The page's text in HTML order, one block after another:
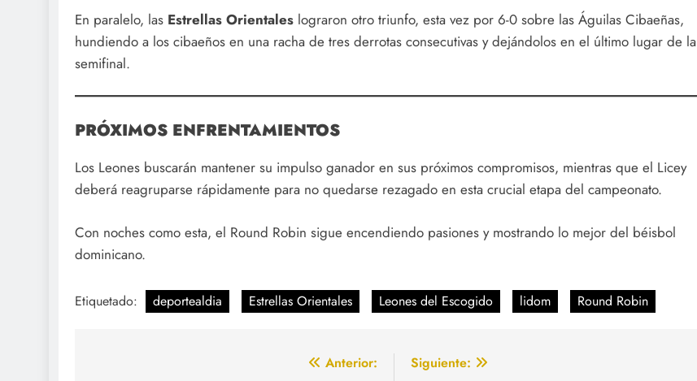
En paralelo, las Estrellas Orientales lograron otro triunfo, esta vez por 6-0 sobre las Águilas Cibaeñas,
hundiendo a los cibaeños en una racha de tres derrotas consecutivas y dejándolos en el último lugar de la
semifinal.
PRÓXIMOS ENFRENTAMIENTOS
Los Leones buscarán mantener su impulso ganador en sus próximos compromisos, mientras que el Licey
deberá reagruparse rápidamente para no quedarse rezagado en esta crucial etapa del campeonato.
Con noches como esta, el Round Robin sigue encendiendo pasiones y mostrando lo mejor del béisbol
dominicano.
Etiquetado: deportealdia Estrellas Orientales Leones del Escogido lidom Round Robin
Anterior:
Siguiente: